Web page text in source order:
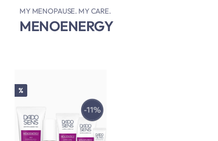
MY MENOPAUSE. MY CARE.
MENOENERGY
Rabatt
%